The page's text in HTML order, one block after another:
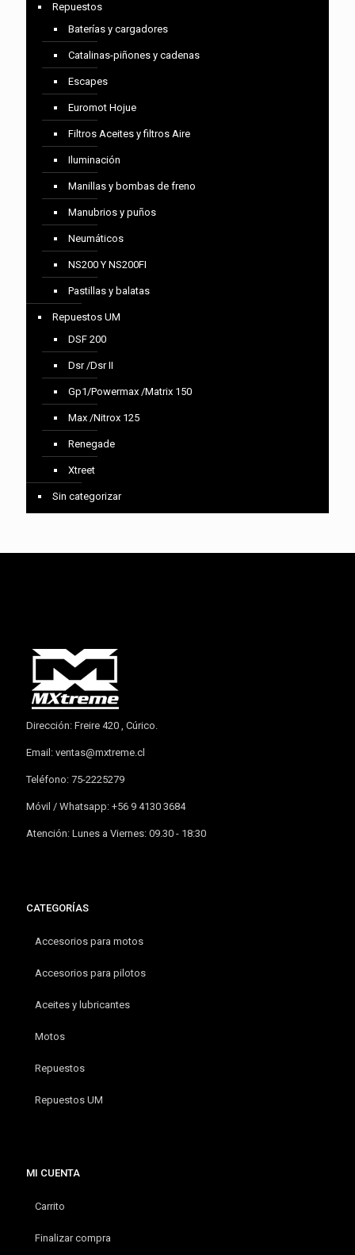
Repuestos
Baterías y cargadores
Catalinas-piñones y cadenas
Escapes
Euromot Hojue
Filtros Aceites y filtros Aire
Iluminación
Manillas y bombas de freno
Manubrios y puños
Neumáticos
NS200 Y NS200FI
Pastillas y balatas
Repuestos UM
DSF 200
Dsr /Dsr II
Gp1/Powermax /Matrix 150
Max /Nitrox 125
Renegade
Xtreet
Sin categorizar
Dirección: Freire 420 , Cúrico.
Email: ventas@mxtreme.cl
Teléfono: 75-2225279
Móvil / Whatsapp: +56 9 4130 3684
Atención: Lunes a Viernes: 09.30 - 18:30
CATEGORÍAS
Accesorios para motos
Accesorios para pilotos
Aceites y lubricantes
Motos
Repuestos
Repuestos UM
MI CUENTA
Carrito
Finalizar compra